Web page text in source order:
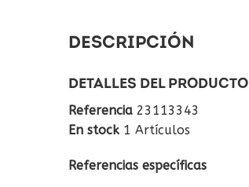
DESCRIPCIÓN
DETALLES DEL PRODUCTO
Referencia 23113343
En stock 1 Artículos
Referencias específicas